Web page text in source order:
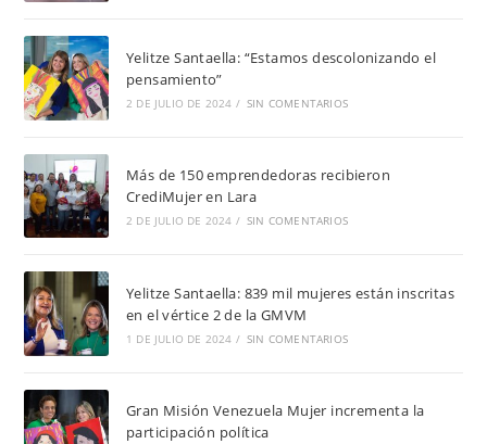
Yelitze Santaella: “Estamos descolonizando el
pensamiento”
2 DE JULIO DE 2024 / SIN COMENTARIOS
Más de 150 emprendedoras recibieron
CrediMujer en Lara
2 DE JULIO DE 2024 / SIN COMENTARIOS
Yelitze Santaella: 839 mil mujeres están inscritas
en el vértice 2 de la GMVM
1 DE JULIO DE 2024 / SIN COMENTARIOS
Gran Misión Venezuela Mujer incrementa la
participación política